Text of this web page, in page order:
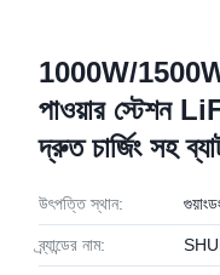
1000W/1500W
পাওয়ার স্টেশন
দ্রুত চার্জিং সহ
উৎপত্তি স্থান:
ব্র্যান্ডের নাম: